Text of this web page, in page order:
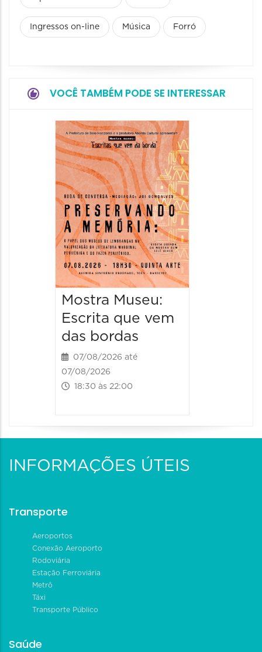
Ingressos on-line Música Forró
VOCÊ TAMBÉM PODE SE INTERESSAR
Mostra Museu:
Escrita que vem
das bordas
07/08/2026 até
07/08/2026
18:30 às 22:00
INFORMAÇÕES ÚTEIS
Transporte
Aeroportos
Conexão Aeroporto
Rodoviária
Estação Ferroviária
Metrô
Táxi
Transporte Público
Saúde